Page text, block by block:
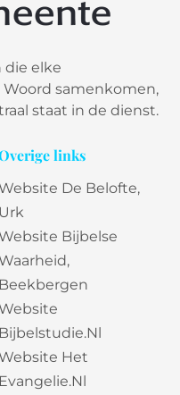
die elke
samenkomen,
staat in de dienst.
links
De Belofte,
Urk
Bijbelse
Beekbergen
Bijbelstudie.nl
Het
Evangelie.nl